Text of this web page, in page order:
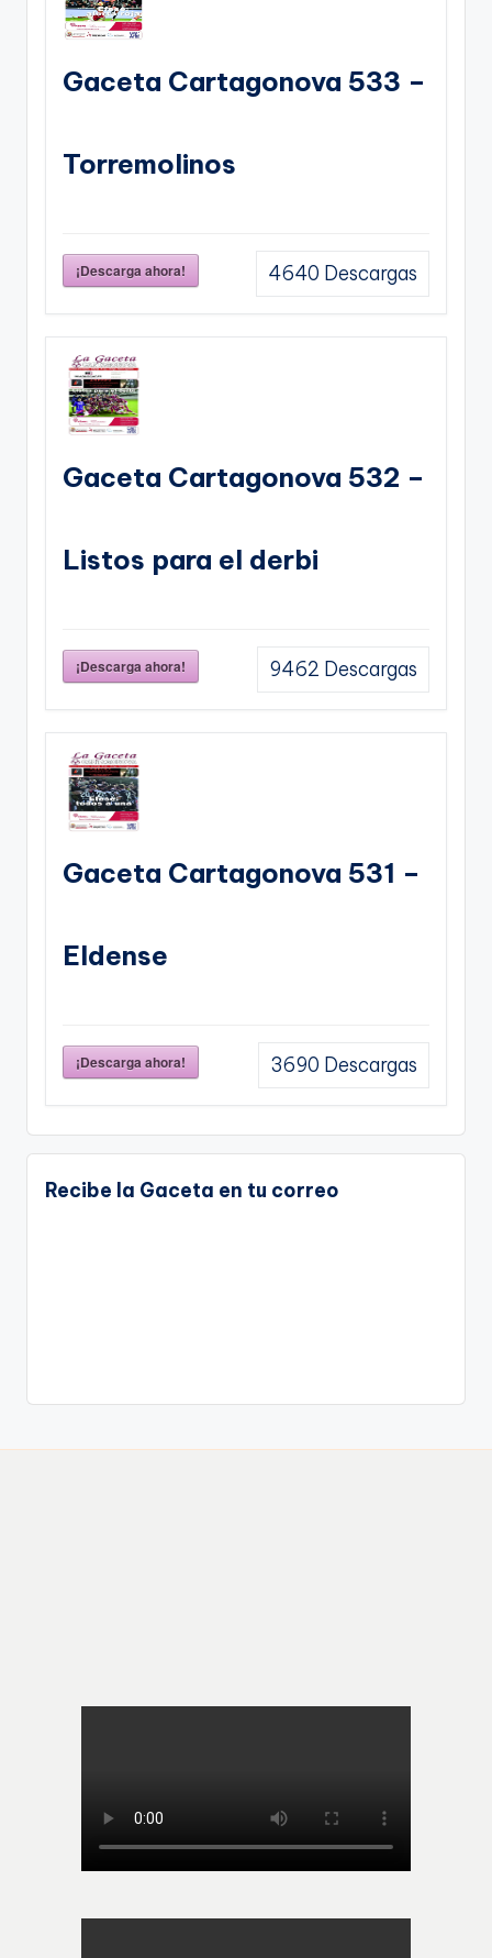
Gaceta Cartagonova 533 –
Torremolinos
¡Descarga ahora! 4640 Descargas
Gaceta Cartagonova 532 –
Listos para el derbi
¡Descarga ahora! 9462 Descargas
Gaceta Cartagonova 531 –
Eldense
¡Descarga ahora! 3690 Descargas
Recibe la Gaceta en tu correo